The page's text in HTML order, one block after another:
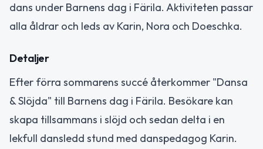
dans under Barnens dag i Färila. Aktiviteten passar
alla åldrar och leds av Karin, Nora och Doeschka.
Detaljer
Efter förra sommarens succé återkommer "Dansa
& Slöjda" till Barnens dag i Färila. Besökare kan
skapa tillsammans i slöjd och sedan delta i en
lekfull dansledd stund med danspedagog Karin.